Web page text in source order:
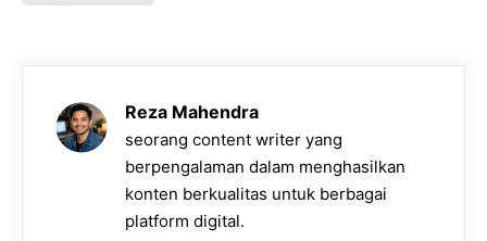
b s
A
p
g
r
a
m
e
n
g
e
r
L
i
n
k
Reza Mahendra
seorang content writer yang
berpengalaman dalam menghasilkan
konten berkualitas untuk berbagai
platform digital.